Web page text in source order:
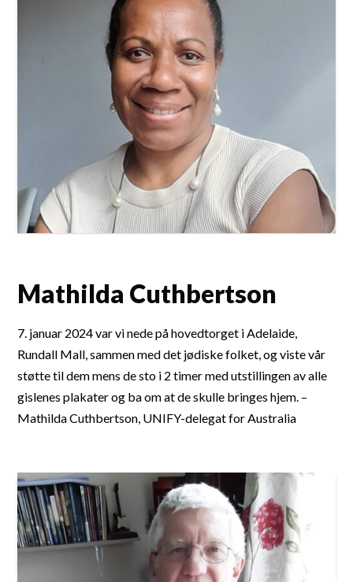
Mathilda Cuthbertson
7. januar 2024 var vi nede på hovedtorget i Adelaide,
Rundall Mall, sammen med det jødiske folket, og viste vår
støtte til dem mens de sto i 2 timer med utstillingen av alle
gislenes plakater og ba om at de skulle bringes hjem. –
Mathilda Cuthbertson, UNIFY-delegat for Australia